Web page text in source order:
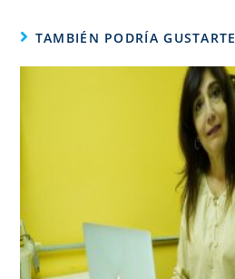
TAMBIÉN PODRÍA GUSTARTE